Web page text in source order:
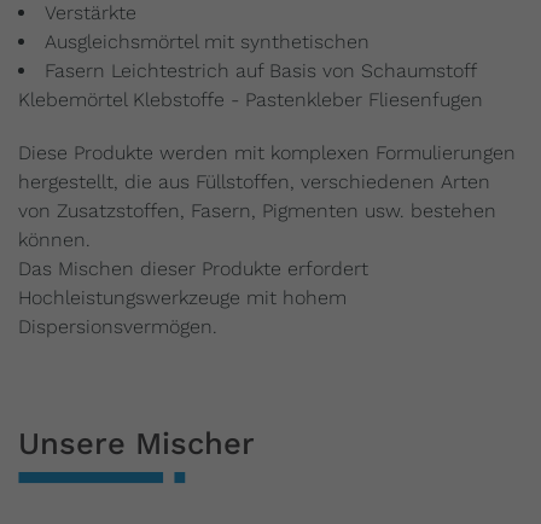
Verstärkte
Ausgleichsmörtel mit synthetischen
Fasern Leichtestrich auf Basis von Schaumstoff
Klebemörtel Klebstoffe - Pastenkleber Fliesenfugen
Diese Produkte werden mit komplexen Formulierungen
hergestellt, die aus Füllstoffen, verschiedenen Arten
von Zusatzstoffen, Fasern, Pigmenten usw. bestehen
können.
Das Mischen dieser Produkte erfordert
Hochleistungswerkzeuge mit hohem
Dispersionsvermögen.
Unsere Mischer